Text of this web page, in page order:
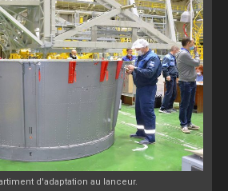
d'adaptation au lanceur.